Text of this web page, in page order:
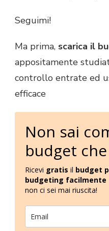
Seguimi!
Ma prima, scarica il
appositamente
controllo entrate ed
efficace
Non sai
budget
Ricevi gratis il budget
budgeting facilmente
non ci sei mai riuscita!